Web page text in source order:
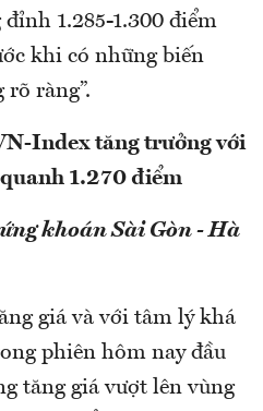
1.285-1.300 điểm
khi có những biến
ràng”.
Index tăng trưởng với
1.270 điểm
khoán Sài Gòn - Hà
giá và với tâm lý khá
phiên hôm nay đầu
tăng giá vượt lên vùng